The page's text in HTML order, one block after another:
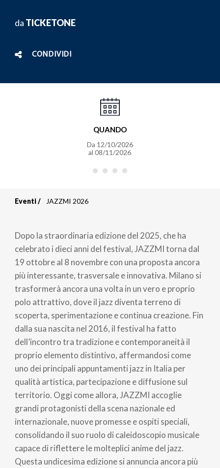
da TICKETONE
CONDIVIDI
QUANDO
Da 12/10/2026
al08/11/2026
di
pane
Eventi JAZZMI 2026
Dopo la straordinaria edizione del 2025, che ha
celebrato i dieci anni del festival, JAZZMI torna dal
19 ottobre al 8 novembre con una proposta ancora
più interessante, trasversale e innovativa. Milano si
trasformerà ancora una volta in un vero e proprio
polo attrattivo, dove il jazz diventa terreno di
scoperta, sperimentazione e continua creazione. Fin
dalla sua nascita nel 2016, il festival ha fatto
dell’incontro tra tradizione e contemporaneità il
proprio elemento distintivo, affermandosi come
uno dei principali appuntamenti jazz in Italia per
qualità artistica, partecipazione e diffusione sul
territorio. Oggi come allora, JAZZMI accoglie
grandi protagonisti della scena nazionale ed
internazionale, nuove promesse e ospiti speciali,
consolidando il suo ruolo di caleidoscopio musicale
capace di riflettere le molteplici anime del jazz.
Questa undicesima edizione si annuncia ancora più